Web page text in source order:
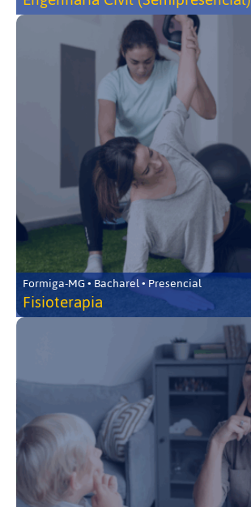
Formiga-MG • Bacharel • Presencial
Fisioterapia